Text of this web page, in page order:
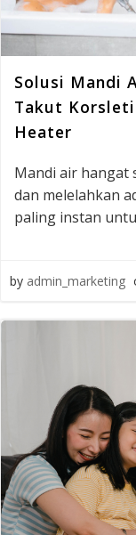
Solusi Mandi
Takut
Heater
Mandi air hangat
dan melelahkan
paling instan
by admin_marketing